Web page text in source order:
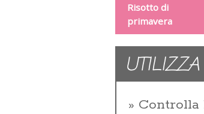
Risotto di
primavera
Controlla